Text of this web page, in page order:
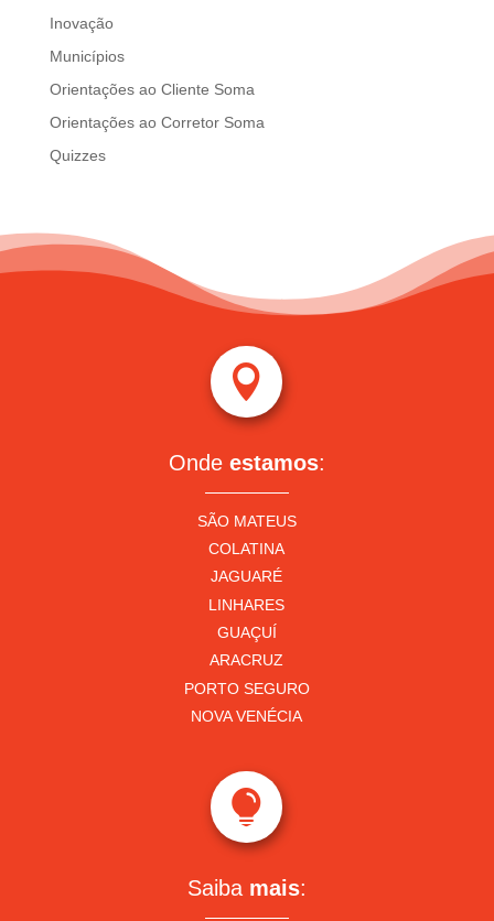
Inovação
Municípios
Orientações ao Cliente Soma
Orientações ao Corretor Soma
Quizzes

Onde estamos:
SÃO MATEUS
COLATINA
JAGUARÉ
LINHARES
GUAÇUÍ
ARACRUZ
PORTO SEGURO
NOVA VENÉCIA

Saiba mais: